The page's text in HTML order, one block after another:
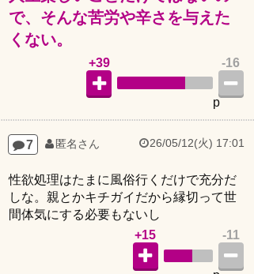
で、そんな苦労や辛さを与えた
くない。
-16
p
+39
7 匿名さん 26/05/12(火) 17:01
性欲処理はたまに風俗行くだけで充分だ
しな。親とかキチガイだから縁切って世
間体気にする必要もないし
-11
p
+15